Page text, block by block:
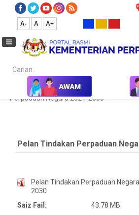
A- A A+
Carian...
Laman Utama Penerbitan Unpublish
Perpaduan Negara 2021-2030
Pelan Tindakan Perpaduan
Pelan Tindakan Perpaduan
2030
Saiz Fail:
43.78 MB